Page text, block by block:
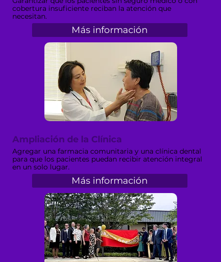
cobertura insuficiente reciban la atención que
necesitan.
Más información
Ampliación de la Clínica
Agregar una farmacia comunitaria y una clínica dental
para que los pacientes puedan recibir atención integral
en un solo lugar.
Más información